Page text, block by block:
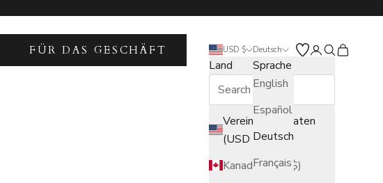
USD $
Land
Vereinigte Staaten
(USD $)
Kanada (CAD $)
Deutsch
Sprache
English
Español
Deutsch
Français
Suche
FÜR DAS GESCHÄFT